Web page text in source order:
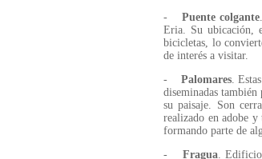
-Puente colgante
Eria. Su ubicación,
bicicletas, lo
de interés a visitar.
-
Palomares.
diseminadas también
su paisaje. Son
realizado en adobe
formando parte de
-Fragua. Edificio